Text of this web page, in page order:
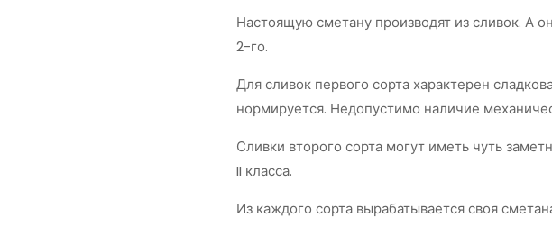
Настоящую сметану производят из сливок. А
2-го.
Для сливок первого сорта характерен
нормируется. Недопустимо наличие
Сливки второго сорта могут иметь чуть
II класса.
Из каждого сорта вырабатывается своя